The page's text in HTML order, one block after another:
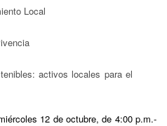
Local
activos locales para el
12 de octubre, de 4:00 p.m.-